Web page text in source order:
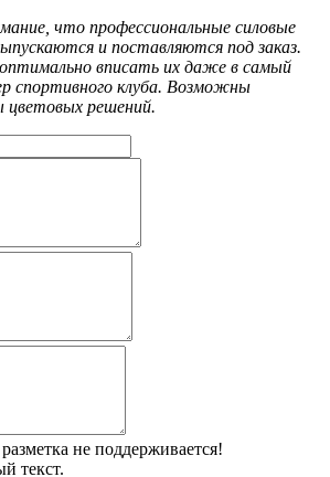
что профессиональные силовые
и поставляются под заказ.
вписать их даже в самый
спортивного клуба. Возможны
цветовых решений.
не поддерживается!
текст.